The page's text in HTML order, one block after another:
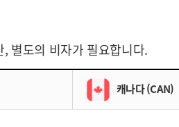
별도의 비자가 필요합니다.
캐나다 (CAN)